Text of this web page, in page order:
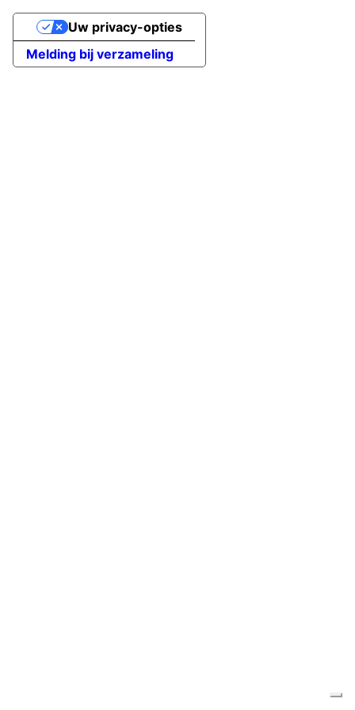
Melding bij verzameling
Uw privacy-opties